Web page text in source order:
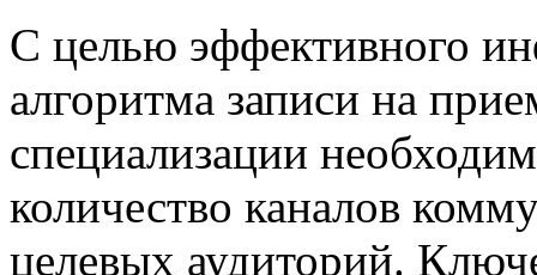
С целью эффективного
алгоритма записи на
специализации
количество каналов
целевых аудиторий.